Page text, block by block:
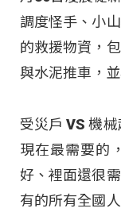
調度怪手、小
的救援物資，
與水泥推車，
受災戶 VS 機
現在最需要的
好、裡面還很
有的所有全國